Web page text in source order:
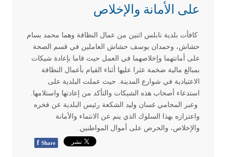
على الأمانة والإخلاص
كافأت بلدية نابلس اثنين من عمال النظافة وهما محمد بسام
حشاش، وحمدان يوسف حشاش العاملين في قسم الصحة
على أمانتهما وإخلاصهما في العمل حيث قاما بإعادة شيكات
بمبالغ مالية ضخمة عثرا عليها أثناء القيام بأعمال النظافة
الاعتيادية في شوارع المدينة. حيث عملت البلدية على
استدعاء أصحاب هذه الشيكات والتأكد من إعادتها واستلامها.
وعبر المحامي غسان وليد الشكعة رئيس البلدية عن فخره
واعتزازه بهذا السلوك الذي ينم عن الانتماء والأمانة
والإخلاص، والحرص على أموال المواطنين.
f Share